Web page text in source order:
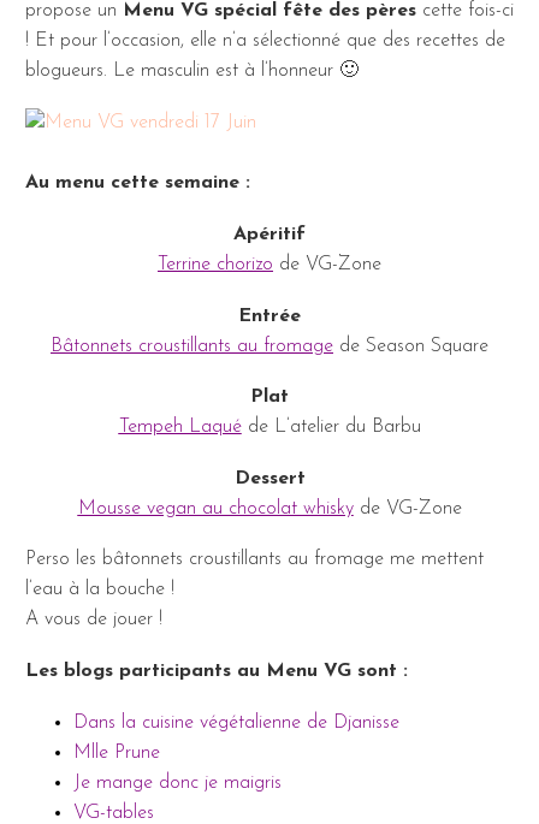
propose un Menu VG spécial fête des pères cette fois-ci
! Et pour l’occasion, elle n’a sélectionné que des recettes de
blogueurs. Le masculin est à l’honneur 🙂
Au menu cette semaine :
Apéritif
Terrine chorizo de VG-Zone
Entrée
Bâtonnets croustillants au fromage de Season Square
Plat
Tempeh Laqué de L’atelier du Barbu
Dessert
Mousse vegan au chocolat whiskyde VG-Zone
Perso les bâtonnets croustillants au fromage me mettent
l’eau à la bouche !
A vous de jouer !
Les blogs participants au Menu VG sont :
Dans la cuisine végétalienne de Djanisse
Mlle Prune
Je mange donc je maigris
VG-tables